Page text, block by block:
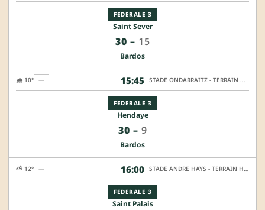
FEDERALE 3
Saint Sever
30 – 15
Bardos
15:45
FEDERALE 3
Hendaye
30 – 9
Bardos
🌧️ 10° — STADE ONDARRAITZ - TERRAIN HONNEUR
16:00
FEDERALE 3
Saint Palais
⛅ 12° — STADE ANDRE HAYS - TERRAIN HONNEUR